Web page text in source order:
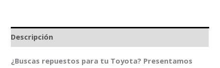
Descripción
¿Buscas repuestos para tu Toyota? Presentamos